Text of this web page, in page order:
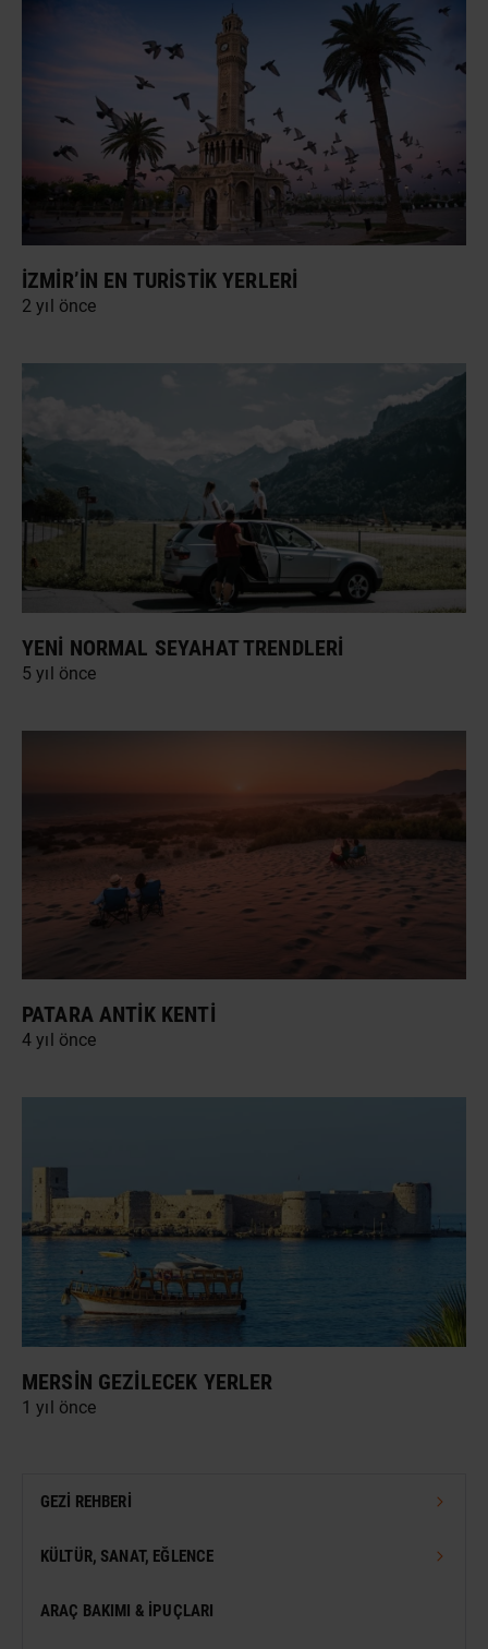
İZMIR’IN EN TURISTIK YERLERI
2 yıl önce
YENI NORMAL SEYAHAT TRENDLERI
5 yıl önce
PATARA ANTIK KENTI
4 yıl önce
MERSIN GEZILECEK YERLER
1 yıl önce
GEZI REHBERI
TÜRKIYE GEZI REHBERI
KÜLTÜR, SANAT, EĞLENCE
FESTIVAL
ARAÇ BAKIMI & İPUÇLARI